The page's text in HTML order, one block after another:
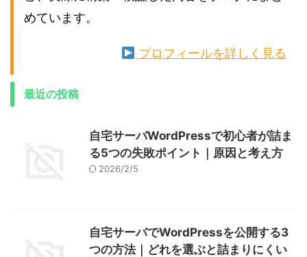
めています。
プロフィールを詳しく見る
最近の投稿
自宅サーバWordPressで初心者が詰ま
る5つの失敗ポイント｜原因と考え方
2026/2/5
自宅サーバでWordPressを公開する3
つの方法｜どれを選ぶと詰まりにくい